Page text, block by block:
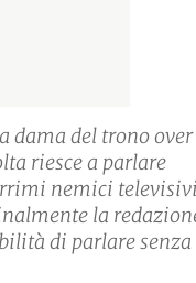
dama del trono
riesce a parlare
nemici
la
di parlare senza